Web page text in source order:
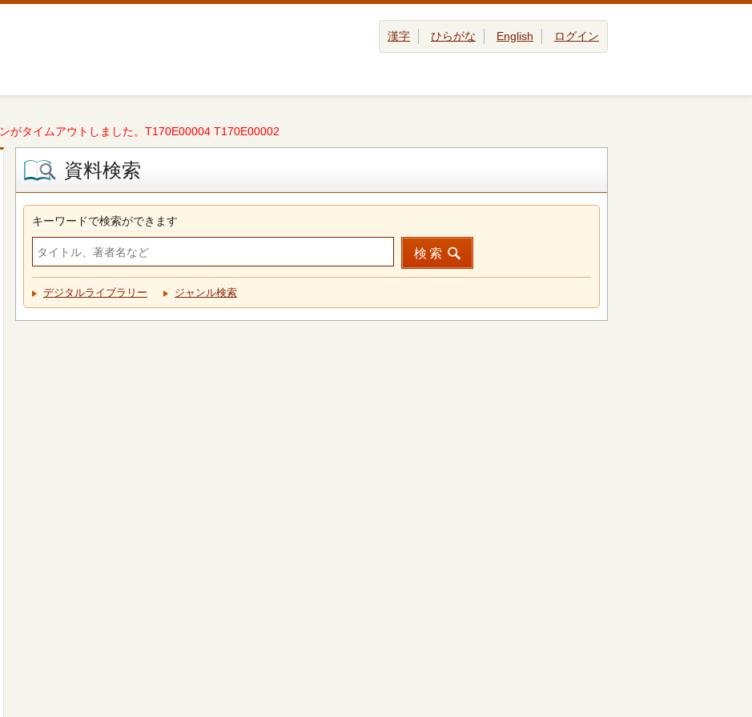
漢字 ひらがな English ログイン
がタイムアウトしました。T170E00004 T170E00002
資料検索
キーワードで検索ができます
検索
デジタルライブラリー ジャンル検索